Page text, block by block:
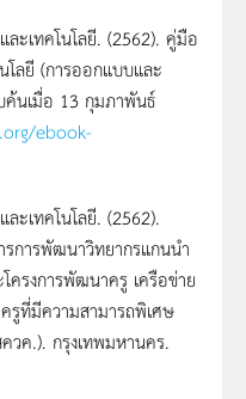
ละเทคโนโลยี. (2562). คู่มือ
โลยี (การออกแบบและ
ค้นเมื่อ 13 กุมภาพันธ์
ebook-
ะเทคโนโลยี. (2562).
การพัฒนาวิทยากรแกนนำ
ครงการพัฒนาครู เครือข่าย
ครูที่มีความสามารถพิเศษ
วค.). กรุงเทพมหานคร.